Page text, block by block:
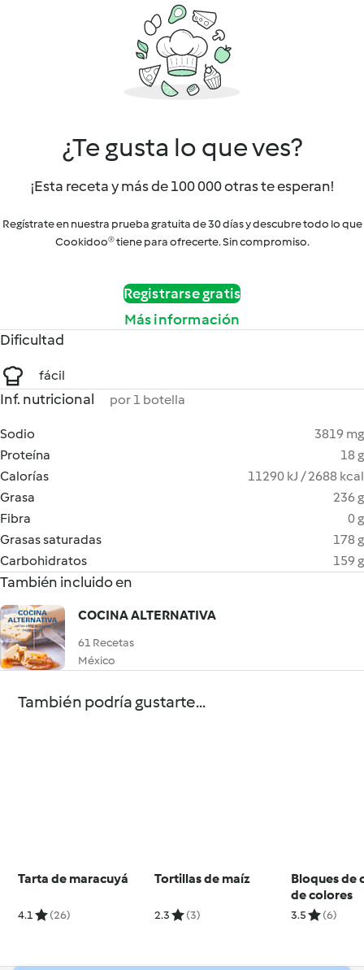
¿Te gusta lo que ves?
¡Esta receta y más de 100 000 otras te esperan!
Regístrate en nuestra prueba gratuita de 30 días y descubre todo lo que
Cookidoo® tiene para ofrecerte. Sin compromiso.
Registrarse gratis
Más información
Dificultad
fácil
Inf. nutricional por 1 botella
Sodio
3819 mg
Proteína
18 g
Calorías
11290 kJ / 2688 kcal
Grasa
236 g
Fibra
0 g
Grasas saturadas
178 g
Carbohidratos
159 g
También incluido en
COCINA ALTERNATIVA
61 Recetas
México
También podría gustarte...
Tarta de maracuyá
4.1 (26)
Tortillas de maíz
2.3 (3)
Bloques de
de colores
3.5 (6)